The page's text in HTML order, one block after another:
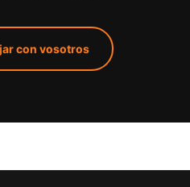
con vosotros